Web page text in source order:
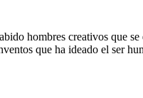
hombres creativos que
que ha ideado el ser